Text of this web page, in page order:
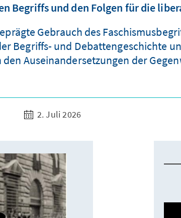
Begriffs und den Folgen für die
Gebrauch des
Begriffs- und Debattengeschichte
Auseinandersetzungen der
2. Juli 2026